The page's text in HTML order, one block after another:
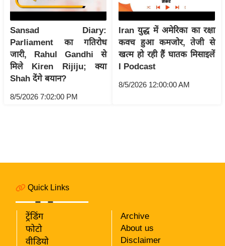
u
c
k
L
k
न
भा
चु
ना
Sansad Diary:
Parliament का गतिरोध
जारी, Rahul Gandhi से
मिले Kiren Rijiju; क्या
Shah देंगे बयान?
8/5/2026 7:02:00 PM
Iran युद्ध में अमेरिका का रक्षा
कवच हुआ कमजोर, तेजी से
खत्म हो रही हैं घातक मिसाइलें
I Podcast
8/5/2026 12:00:00 AM
Quick Links
ट्रेंडिंग
फोटो
वीडियो
Archive
About us
Disclaimer